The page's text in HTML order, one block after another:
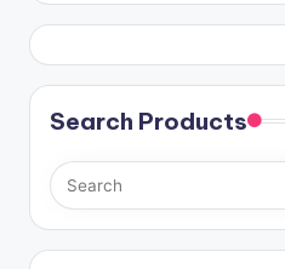
Search Products